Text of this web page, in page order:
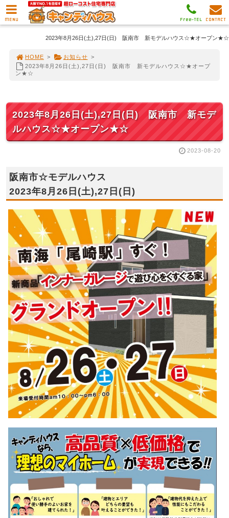
2023年8月26日(土),27日(日) 阪南市 新モデルハウス☆★オープン★☆
HOME > お知らせ >
2023年8月26日(土),27日(日) 阪南市 新モデルハウス☆★オープ
ン★☆
2023年8月26日(土),27日(日) 阪南市 新モデ
ルハウス☆★オープン★☆
2023-08-20
阪南市☆モデルハウス
2023年8月26日(土),27日(日)
MENU CONTACT
Free-TEL